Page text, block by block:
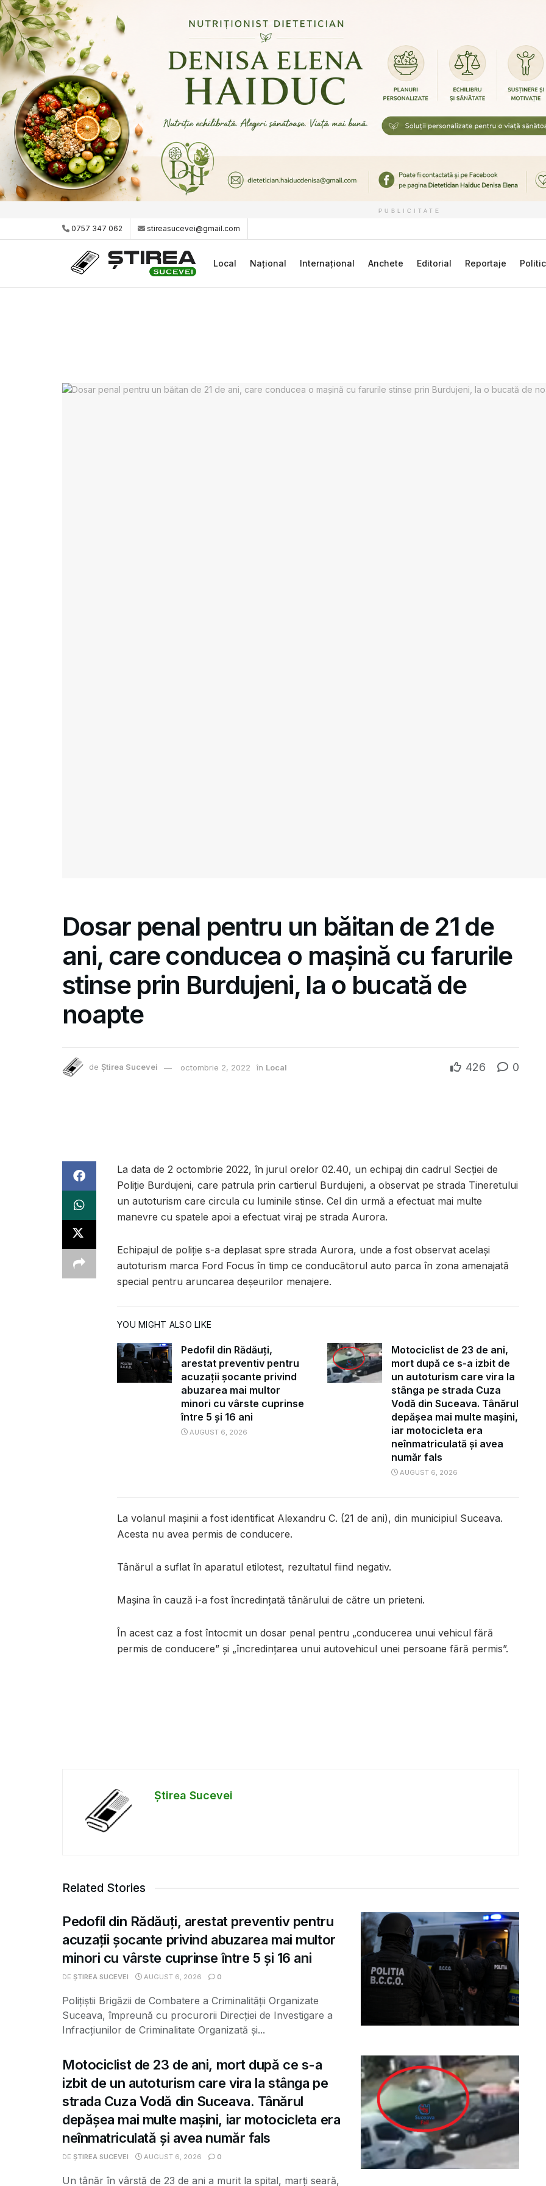
PUBLICITATE
0757 347 062 stireasucevei@gmail.com
Local Național Internațional Anchete Editorial Reportaje
Dosar penal pentru un băitan de 21 de
ani, care conducea o mașină cu farurile
stinse prin Burdujeni, la o bucată de
noapte
de Știrea Sucevei octombrie 2, 2022 în Local 426 0
La data de 2 octombrie 2022, în jurul orelor 02.40, un echipaj din cadrul Secției de
Poliție Burdujeni, care patrula prin cartierul Burdujeni, a observat pe strada Tineretului
un autoturism care circula cu luminile stinse. Cel din urmă a efectuat mai multe
manevre cu spatele apoi a efectuat viraj pe strada Aurora.
Echipajul de poliție s-a deplasat spre strada Aurora, unde a fost observat același
autoturism marca Ford Focus în timp ce conducătorul auto parca în zona amenajată
special pentru aruncarea deșeurilor menajere.
YOU MIGHT ALSO LIKE
Pedofil din Rădăuți,
arestat preventiv pentru
acuzații șocante privind
abuzarea mai multor
minori cu vârste cuprinse
între 5 și 16 ani
AUGUST 6, 2026
Motociclist de 23 de ani,
mort după ce s-a izbit de
un autoturism care vira la
stânga pe strada Cuza
Vodă din Suceava. Tânărul
depășea mai multe mașini,
iar motocicleta era
neînmatriculată și avea
număr fals
AUGUST 6, 2026
La volanul mașinii a fost identificat Alexandru C. (21 de ani), din municipiul Suceava.
Acesta nu avea permis de conducere.
Tânărul a suflat în aparatul etilotest, rezultatul fiind negativ.
Mașina în cauză i-a fost încredințată tânărului de către un prieteni.
În acest caz a fost întocmit un dosar penal pentru „conducerea unui vehicul fără
permis de conducere” și „încredințarea unui autovehicul unei persoane fără permis”.
Știrea Sucevei
Related Stories
Pedofil din Rădăuți, arestat preventiv pentru
acuzații șocante privind abuzarea mai multor
minori cu vârste cuprinse între 5 și 16 ani
DE ȘTIREA SUCEVEI AUGUST 6, 2026 0
Polițiștii Brigăzii de Combatere a Criminalității Organizate
Suceava, împreună cu procurorii Direcției de Investigare a
Infracțiunilor de Criminalitate Organizată și...
Motociclist de 23 de ani, mort după ce s-a
izbit de un autoturism care vira la stânga pe
strada Cuza Vodă din Suceava. Tânărul
depășea mai multe mașini, iar motocicleta era
neînmatriculată și avea număr fals
DE ȘTIREA SUCEVEI AUGUST 6, 2026 0
Un tânăr în vârstă de 23 de ani a murit la spital, marți seară,